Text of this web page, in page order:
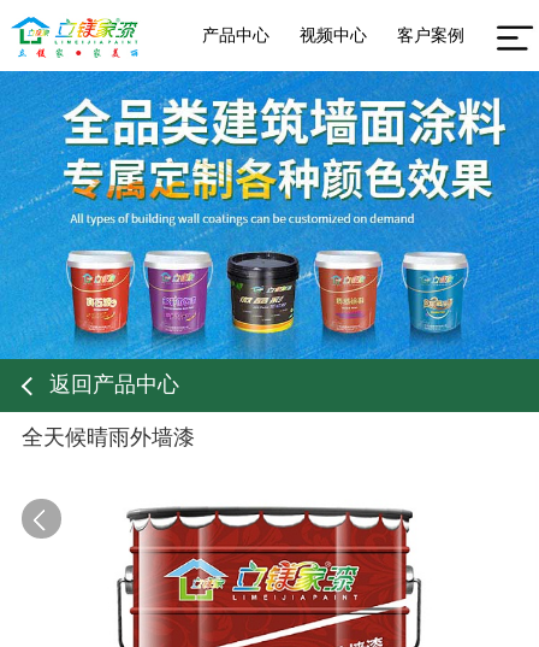
产品中心 视频中心 客户案例
返回产品中心
全天候晴雨外墙漆